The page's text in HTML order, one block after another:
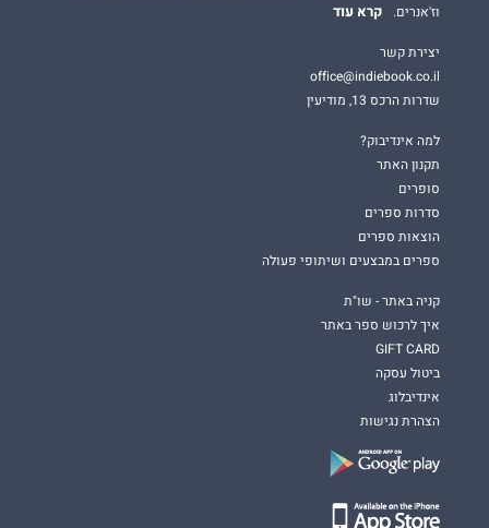
וז'אנרים.
קרא עוד
יצירת קשר
office@indiebook.co.il
שדרות הרכס 13, מודיעין
למה אינדיבוק?
תקנון האתר
סופרים
סדרות ספרים
הוצאות ספרים
ספרים במבצעים ושיתופי פעולה
קניה באתר - שו"ת
איך לרכוש ספר באתר
GIFT CARD
ביטול עסקה
אינדיבלוג
הצהרת נגישות